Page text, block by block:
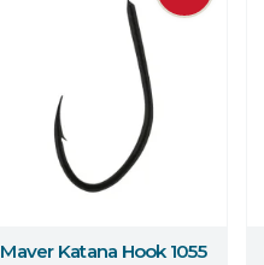
Többet erről
Maver Katana Hook 1055